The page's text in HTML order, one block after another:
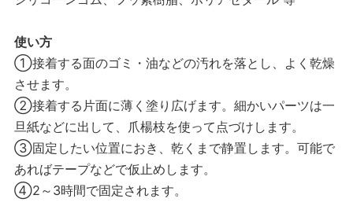
使い方
①接着する面のゴミ・油などの汚れを落とし、よく乾燥
させます。
②接着する片面に薄く塗り広げます。細かいパーツは一
旦紙などに出して、爪楊枝を使って点づけします。
③固定したい位置におき、乾くまで静置します。可能で
あればテープなどで仮止めします。
④2～3時間で固定されます。